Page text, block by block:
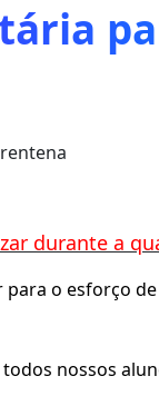
durante a
o esforço
nossos